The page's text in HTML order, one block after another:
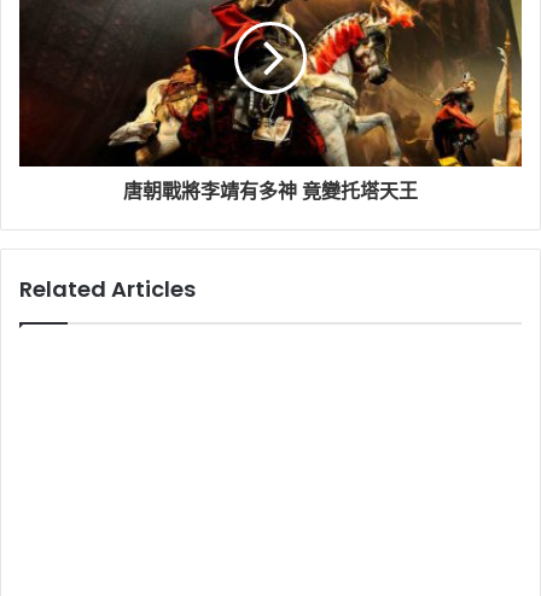
唐朝戰將李靖有多神 竟變托塔天王
Related Articles